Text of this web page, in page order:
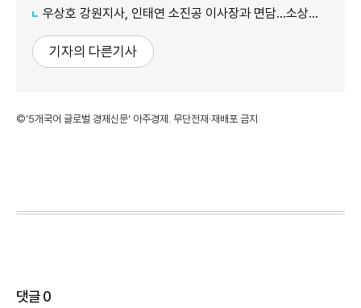
우상호 강원지사, 인태연 소진공 이사장과 면담...소상공인·전통시장 지원 협력체계 구축
기자의 다른기사
©'5개국어 글로벌 경제신문' 아주경제. 무단전재·재배포 금지
댓글0